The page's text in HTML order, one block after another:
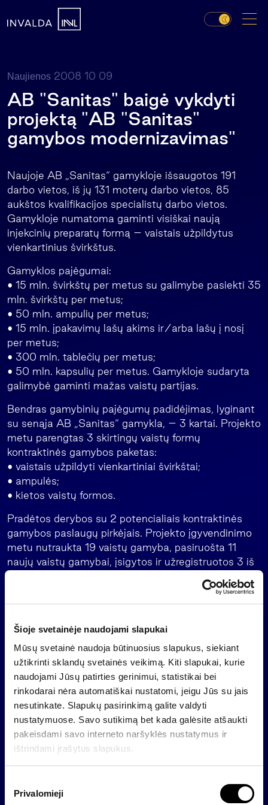
Šioje svetainėje naudojami slapukai
Mūsų svetainė naudoja būtinuosius slapukus, siekiant
užtikrinti sklandų svetainės veikimą. Kiti slapukai, kurie
naudojami Jūsų patirties gerinimui, statistikai bei
rinkodarai nėra automatiškai nustatomi, jeigu Jūs su jais
nesutinkate. Slapukų pasirinkimą galite valdyti
nustatymuose. Savo sutikimą bet kada galėsite atšaukti
pakeisdami savo interneto naršyklės nustatymus ir
ištrindami įrašytus slapukus.
Privalomieji
Naujienos 2008 10 09
AB "Sanitas" baigė vykdyti
projektą "AB "Sanitas"
gamybos modernizavimas"
Naujoje AB „Sanitas“ gamykloje išsaugotos 191
darbo vietos, iš jų 131 moterų darbo vietos, 85
aukštos kvalifikacijos specialistų darbo vietos.
Gamykloje numatoma gaminti visiškai naują
injekcinių preparatų formą – vaistais užpildytus
vienkartinius švirkštus.
Gamyklos pajėgumai:
• 15 mln. švirkštų per metus su galimybe pasiekti 35
mln. švirkštų per metus;
• 50 mln. ampulių per metus;
• 15 mln. įpakavimų lašų akims ir/arba lašų į nosį
per metus;
• 300 mln. tablečių per metus;
• 50 mln. kapsulių per metus. Gamykloje sudaryta
galimybė gaminti mažas vaistų partijas.
Bendras gamybinių pajėgumų padidėjimas, lyginant
su senąja AB „Sanitas“ gamykla, – 3 kartai. Projekto
metu parengtas 3 skirtingų vaistų formų
kontraktinės gamybos paketas:
• vaistais užpildyti vienkartiniai švirkštai;
• ampulės;
• kietos vaistų formos.
Pradėtos derybos su 2 potencialiais kontraktinės
gamybos paslaugų pirkėjais. Projekto įgyvendinimo
metu nutraukta 19 vaistų gamyba, pasiruošta 11
naujų vaistų gamybai, įsigytos ir užregistruotos 3 iš
fondų.
* – į žvaigždute pažymėtus 16,06 mln. įtraukti 1,82
mln. litų, kurie bus gauti LVPA patvirtinus galutinį
mokėjimo prašymą.
Naujienos